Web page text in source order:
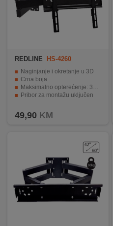
REDLINE HS-4260
Naginjanje i okretanje u 3D
Crna boja
Maksimalno opterećenje: 30 kg
Pribor za montažu uključen
49,90 KM